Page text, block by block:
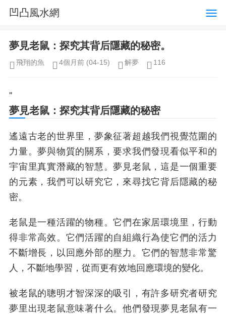
凹凸風水網
夢見老鼠：探究其背后隱藏的秘密。
飛翔的魚 4個月前 (04-15) 解夢 116
''
夢見老鼠：探究其背后隱藏的秘密
遙遠古老的世界里，夢象征著超越我們視覺范圍的
力量。夢與物質的關系，要求我們發現看似平和的
宇宙里真實潛藏的智慧。夢見老鼠，這是一個重要
的元素，我們可以研究它，來尋找它背后隱藏的秘
密。
老鼠是一種活躍的物種。它們在家居環境里，行動
得非常高效。它們活躍的自組織行為使它們的活力
不斷增長，以回應外部的壓力。它們的智慧非常驚
人，不斷地學習，從而更有效地回應環境的變化。
被老鼠的聰明才智深深的吸引，有許多研究者研究
夢里出現老鼠意味著什么。他們發現夢見老鼠有一